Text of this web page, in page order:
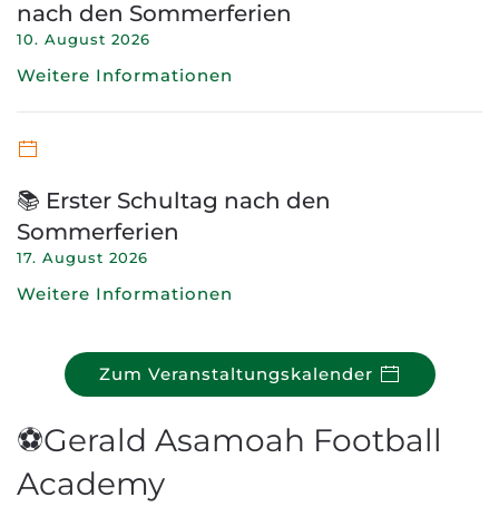
nach den Sommerferien
10. August 2026
Weitere Informationen
📚 Erster Schultag nach den
Sommerferien
17. August 2026
Weitere Informationen
Zum Veranstaltungskalender
⚽Gerald Asamoah Football
Academy